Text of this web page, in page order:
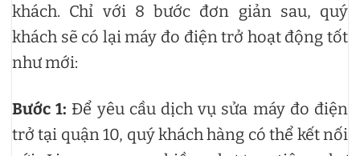
khách. Chỉ với 8 bước đơn giản sau, quý
khách sẽ có lại máy đo điện trở hoạt động tốt
như mới:
Bước 1: Để yêu cầu dịch vụ sửa máy đo điện
trở tại quận 10, quý khách hàng có thể kết nối